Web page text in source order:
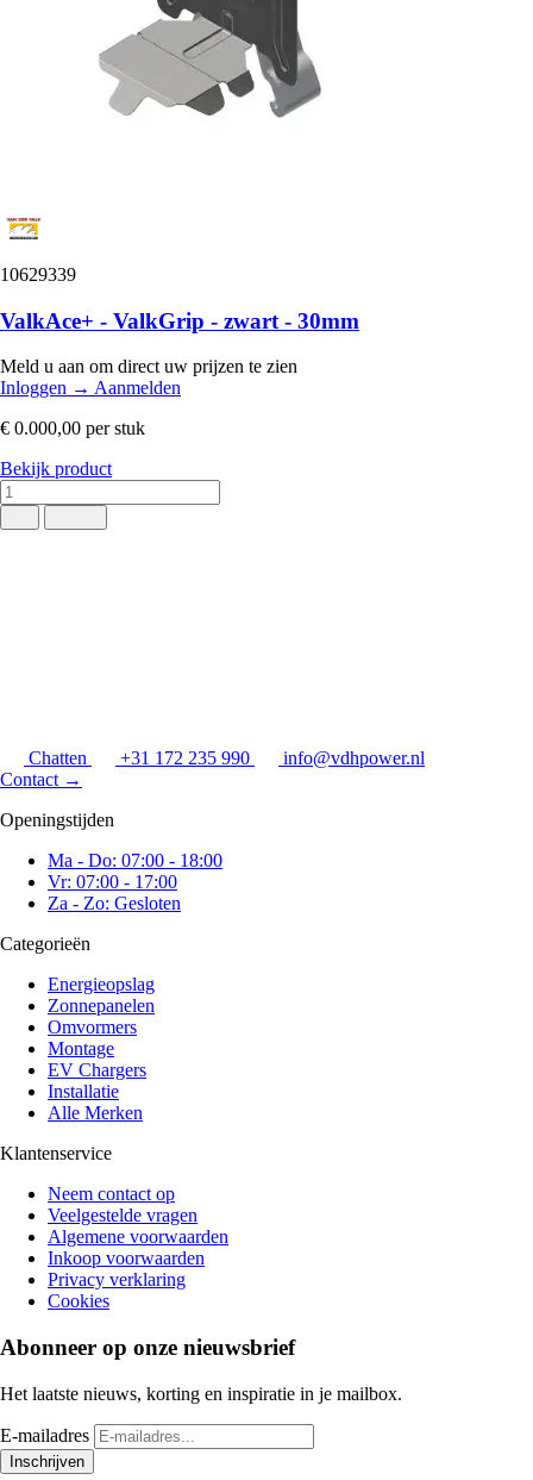
10629339
ValkAce+ - ValkGrip - zwart - 30mm
Meld u aan om direct uw prijzen te zien
Inloggen → Aanmelden
€ 0.000,00 per stuk
Bekijk product
Chatten +31 172 235 990
info@vdhpower.nl
Contact →
Openingstijden
Ma - Do: 07:00 - 18:00
Vr: 07:00 - 17:00
Za - Zo: Gesloten
Categorieën
Energieopslag
Zonnepanelen
Omvormers
Montage
EV Chargers
Installatie
Alle Merken
Klantenservice
Neem contact op
Veelgestelde vragen
Algemene voorwaarden
Inkoop voorwaarden
Privacy verklaring
Cookies
Abonneer op onze nieuwsbrief
Het laatste nieuws, korting en inspiratie in je mailbox.
E-mailadres
Inschrijven